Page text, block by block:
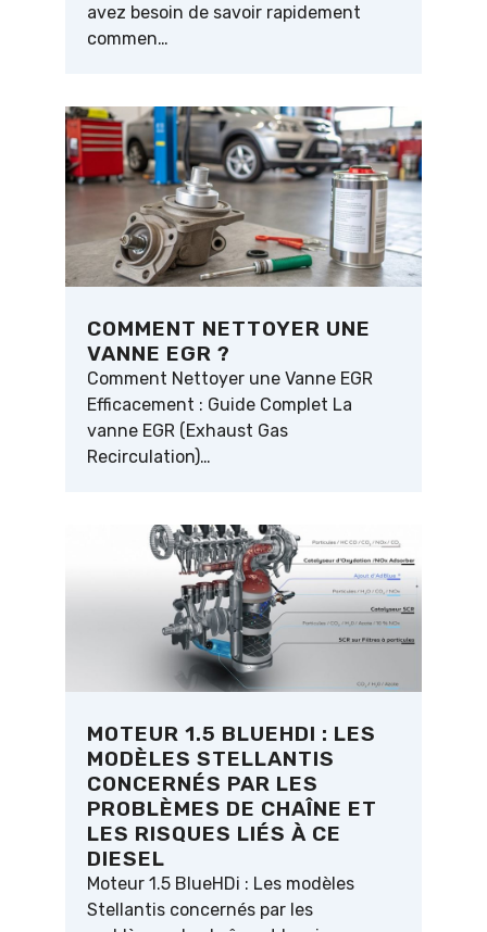
avez besoin de savoir rapidement
commen…
COMMENT NETTOYER UNE
VANNE EGR ?
Comment Nettoyer une Vanne EGR
Efficacement : Guide Complet La
vanne EGR (Exhaust Gas
Recirculation)…
MOTEUR 1.5 BLUEHDI : LES
MODÈLES STELLANTIS
CONCERNÉS PAR LES
PROBLÈMES DE CHAÎNE ET
LES RISQUES LIÉS À CE
DIESEL
Moteur 1.5 BlueHDi : Les modèles
Stellantis concernés par les